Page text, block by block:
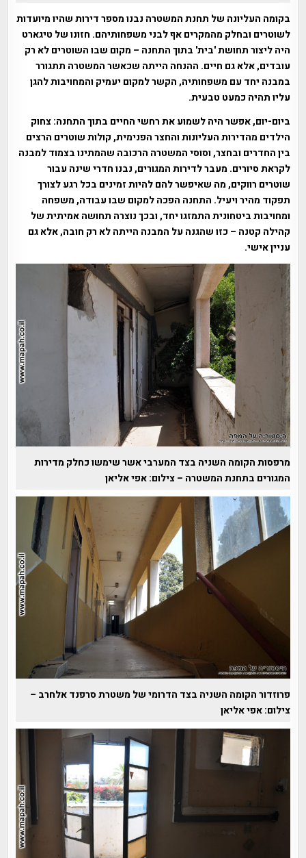
בקומה העליונה של תחנת המשטרה נבנו מספר דירות שהיו מיועדות
לשוטרים ובחלק מהמקרים אף לבני משפחותיהם. חזונו של טיגארט
היה ליצור תחושת 'בית' בתוך התחנה – מקום שבו השוטרים לא רק
עובדים, אלא גם חיים. ההנחה הייתה שכאשר המשטרה תתגורר
במבנה יחד עם משפחותיה, הקשר למקום יעמיק והמחויבות להגן
עליו תהיה כמעט טבעית.
ביום-יום, אפשר היה לשמוע את רחשי החיים בתוך התחנה: צחוק
הילדים מהדירות העליונות והחצר הפנימית, קולות שוטרים הרצים
בין החדרים ובחצר, וסוסי המשטרה הרכובה שהמתינו בצמוד למבנה
לקראת סיורים. מעבר לדירות המגורים, נבנו חדרי שינה עבור
שוטרים רווקים, מה שאיפשר להם להיות זמינים בכל רגע לצורך
תפקוד מהיר ויעיל. התחנה הפכה למקום שבו עבודה, משפחה
ומחויבות ביטחונית התמזגו יחד, ובכך נוצרה תחושה אמיתית של
קהילה קטנה – כזו שהגנה על המבנה הייתה לא רק חובה, אלא גם
עניין אישי.
מרפסות הקומה השניה בצד המערבי אשר שימשו כחלק מדירות
המגורים בתחנת המשטרה – צילום: אפי אליאן
פרוזדור הקומה השניה בצד הדרומי של משטרת סרפנד אלחרב –
צילום: אפי אליאן